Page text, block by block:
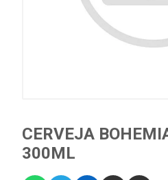
CERVEJA
300ML